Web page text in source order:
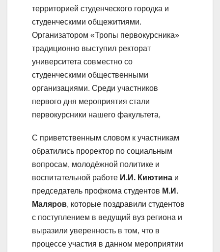
территорией студенческого городка и
студенческими общежитиями.
Организатором «Тропы первокурсника»
традиционно выступил ректорат
университета совместно со
студенческими общественными
организациями. Среди участников
первого дня мероприятия стали
первокурсники нашего факультета,
С приветственным словом к участникам
обратились проректор по социальным
вопросам, молодёжной политике и
воспитательной работе И.И. Киютина и
председатель профкома студентов М.И.
Маляров, которые поздравили студентов
с поступлением в ведущий вуз региона и
выразили уверенность в том, что в
процессе участия в данном мероприятии